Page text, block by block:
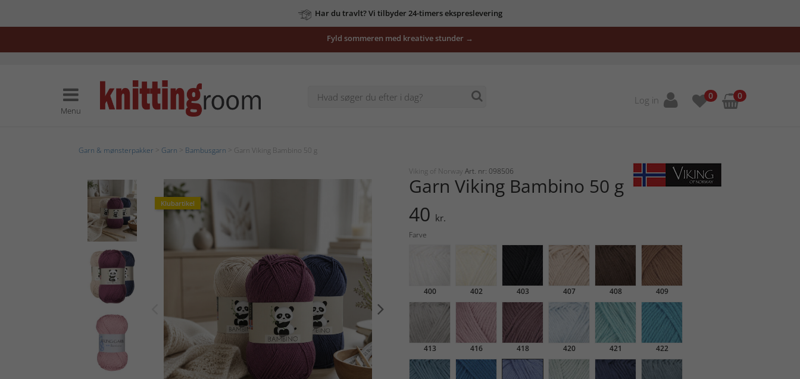
Har du travlt? Vi tilbyder 24-timers ekspreslevering
Fyld sommeren med kreative stunder →
Menu
Log in 0 0
Garn & mønsterpakker Garn Bambusgarn > Garn Viking Bambino 50 g
Klubartikel
Viking of Norway Art. nr: 098506
Garn Viking Bambino 50 g
40 kr.
Farve
400 402 403 407 408 409
413 416 418 420 421 422